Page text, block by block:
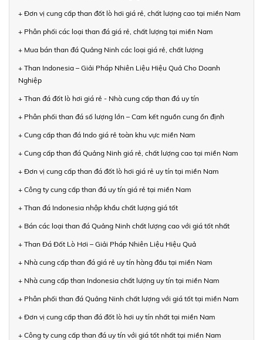
+ Đơn vị cung cấp than đốt lò hơi giá rẻ, chất lượng cao tại miền Nam
+ Phân phối các loại than đá giá rẻ, chất lượng tại miền Nam
+ Mua bán than đá Quảng Ninh các loại giá rẻ, chất lượng
+ Than Indonesia – Giải Pháp Nhiên Liệu Hiệu Quả Cho Doanh
Nghiệp
+ Than đá đốt lò hơi giá rẻ - Nhà cung cấp than đá uy tín
+ Phân phối than đá số lượng lớn – Cam kết nguồn cung ổn định
+ Cung cấp than đá Indo giá rẻ toàn khu vực miền Nam
+ Cung cấp than đá Quảng Ninh giá rẻ, chất lượng cao tại miền Nam
+ Đơn vị cung cấp than đá đốt lò hơi giá rẻ uy tín tại miền Nam
+ Công ty cung cấp than đá uy tín giá rẻ tại miền Nam
+ Than đá Indonesia nhập khẩu chất lượng giá tốt
+ Bán các loại than đá Quảng Ninh chất lượng cao với giá tốt nhất
+ Than Đá Đốt Lò Hơi – Giải Pháp Nhiên Liệu Hiệu Quả
+ Nhà cung cấp than đá giá rẻ uy tín hàng đầu tại miền Nam
+ Nhà cung cấp than Indonesia chất lượng uy tín tại miền Nam
+ Phân phối than đá Quảng Ninh chất lượng với giá tốt tại miền Nam
+ Đơn vị cung cấp than đá đốt lò hơi uy tín nhất tại miền Nam
+ Công ty cung cấp than đá uy tín với giá tốt nhất tại miền Nam